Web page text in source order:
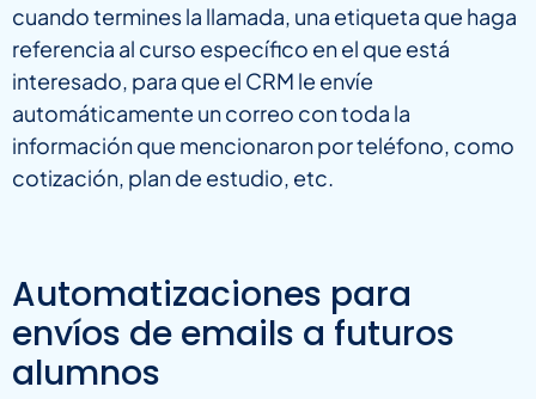
cuando termines la llamada, una etiqueta que haga
referencia al curso específico en el que está
interesado, para que el CRM le envíe
automáticamente un correo con toda la
información que mencionaron por teléfono, como
cotización, plan de estudio, etc.
Automatizaciones para
envíos de emails a futuros
alumnos